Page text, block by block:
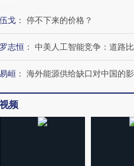
员跨国走私7万
尿检体内含3种
伍戈 ： 停不下来的价格？
罗志恒 ： 中美人工智能竞争：道路
易峘 ： 海外能源供给缺口对中国的
视频